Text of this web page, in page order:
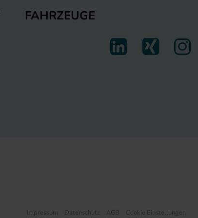
FAHRZEUGE
Impressum Datenschutz AGB Cookie Einstellungen